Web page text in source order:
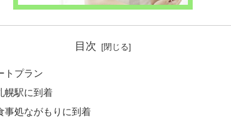
目次
トプラン
幌駅に到着
事処ながもりに到着